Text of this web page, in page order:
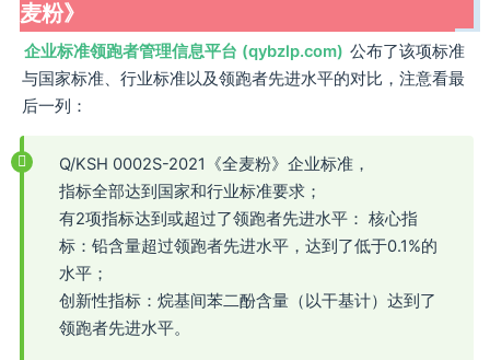
麦粉》
企业标准领跑者管理信息平台 (qybzlp.com) 公布了该项标准
与国家标准、行业标准以及领跑者先进水平的对比，注意看最
后一列：
Q/KSH 0002S-2021《全麦粉》企业标准，
指标全部达到国家和行业标准要求；
有2项指标达到或超过了领跑者先进水平： 核心指
标：铅含量超过领跑者先进水平，达到了低于0.1%的
水平；
创新性指标：烷基间苯二酚含量（以干基计）达到了
领跑者先进水平。